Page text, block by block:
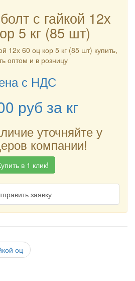
с гайкой 12х
5 кг (85 шт)
12х 60 оц кор 5 кг (85 шт) купить,
оптом и в розницу
с НДС
руб за кг
уточняйте у
компании!
в 1 клик!
заявку
оц